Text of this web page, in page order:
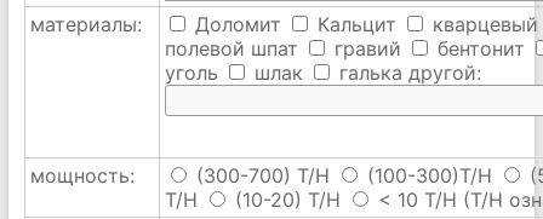
материалы:
Доломит Кальцит
кварцевый
полевой шпат
гравий
бентонит
уголь
шлак галька другой:
мощность: (300-700) T/H (100-300)T/H
T/H
(10-20) T/H < 10 T/H (T/H